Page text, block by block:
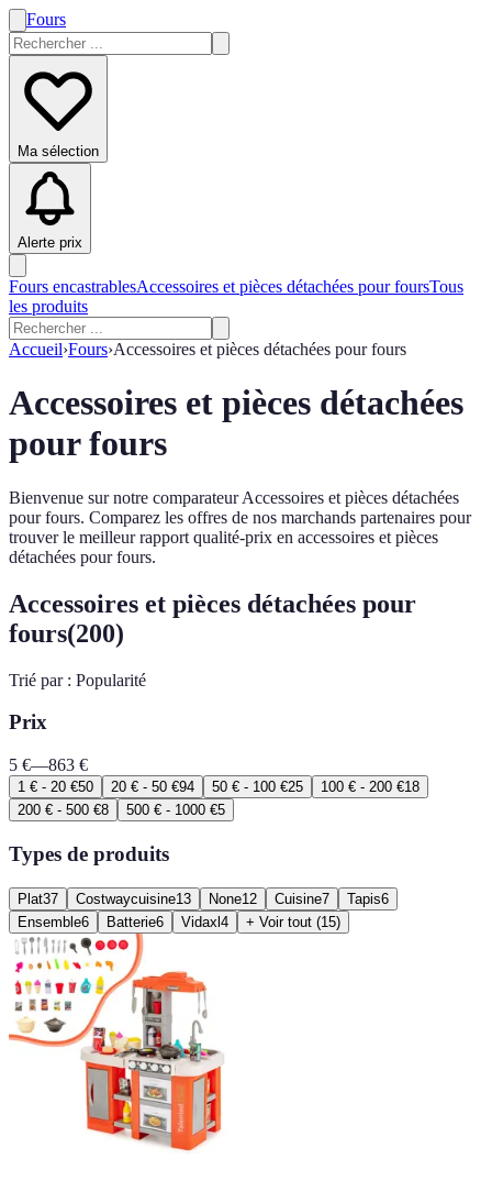
Fours
Ma sélection
Alerte prix
Fours encastrablesAccessoires et pièces détachées pour foursTous
les produits
Accueil›Fours›Accessoires et pièces détachées pour fours
Accessoires et pièces détachées
pour fours
Bienvenue sur notre comparateur Accessoires et pièces détachées
pour fours. Comparez les offres de nos marchands partenaires pour
trouver le meilleur rapport qualité-prix en accessoires et pièces
détachées pour fours.
Accessoires et pièces détachées pour
fours(200)
Trié par : Popularité
Prix
5 €—863 €
1 € - 20 €50 20 € - 50 €94 50 € - 100 €25 100 € - 200 €18
200 € - 500 €8 500 € - 1000 €5
Types de produits
Plat37 Costwaycuisine13 None12 Cuisine7 Tapis6
Ensemble6 Batterie6 Vidaxl4 + Voir tout (15)